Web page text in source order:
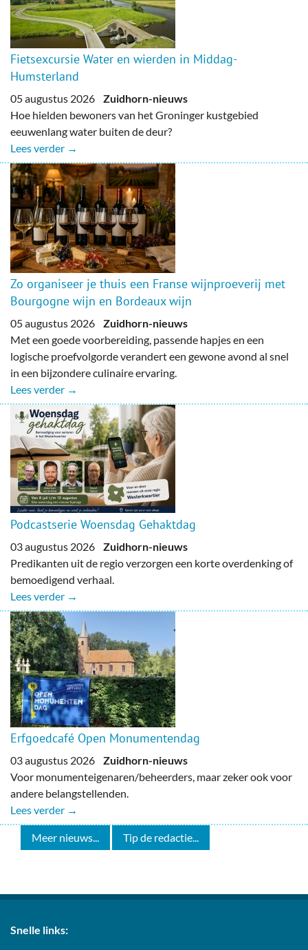
Fietsexcursie Water en wierden in Middag-
Humsterland
05 augustus 2026 Zuidhorn-nieuws
Hoe hielden bewoners van het Groninger kustgebied
eeuwenlang water buiten de deur?
Lees verder →
Zo organiseer je thuis een Franse wijnproeverij met
Bourgogne wijn en Bordeaux wijn
05 augustus 2026 Zuidhorn-nieuws
Met een goede voorbereiding, passende hapjes en een
logische proefvolgorde verandert een gewone avond al snel
in een bijzondere culinaire ervaring.
Lees verder →
Podcastserie Woensdag Gehaktdag
03 augustus 2026 Zuidhorn-nieuws
Predikanten uit de regio verzorgen een korte overdenking of
bemoedigend verhaal.
Lees verder →
Erfgoedcafé Open Monumentendag
03 augustus 2026 Zuidhorn-nieuws
Voor monumenteigenaren/beheerders, maar zeker ook voor
andere belangstellenden.
Lees verder →
Meer nieuws... Tip de redactie...
Snelle links: